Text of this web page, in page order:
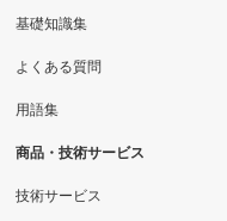
基礎知識集
よくある質問
用語集
商品・技術サービス
技術サービス